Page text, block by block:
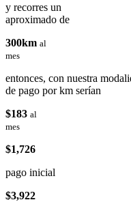
y recorres un
aproximado de
300km al
mes
entonces, con nuestra
de pago por km serían
$183 al
mes
$1,726
pago inicial
$3,922